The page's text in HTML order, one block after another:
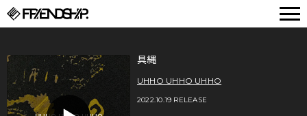
具縄
UHHO UHHO UHHO
2022.10.19 RELEASE